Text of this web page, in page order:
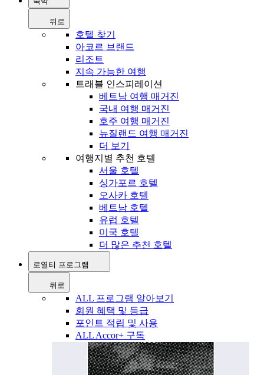
뒤로
호텔 찾기
아코르 브랜드
리조트
지속 가능한 여행
트래블 인스피레이션
베트남 여행 매거진
국내 여행 매거진
호주 여행 매거진
뉴질랜드 여행 매거진
더 보기
여행지별 추천 호텔
서울 호텔
싱가포르 호텔
오사카 호텔
베트남 호텔
유럽 호텔
미국 호텔
더 많은 추천 호텔
로열티 프로그램
뒤로
ALL 프로그램 알아보기
회원 혜택 및 등급
포인트 적립 및 사용
ALL Accor+ 구독